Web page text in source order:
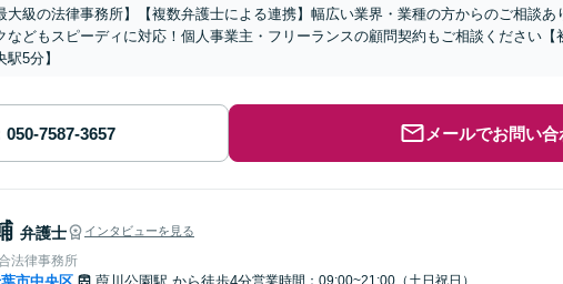
大級の法律事務所】【複数弁護士による連携】幅広い業界・業種の方からのご相談
などもスピーディに対応！個人事業主・フリーランスの顧問契約もご相談ください【
駅5分】
メールでお問い合
弁護士 インタビューを見る
法律事務所
営業時間：09:00~21:00（土日祝日）